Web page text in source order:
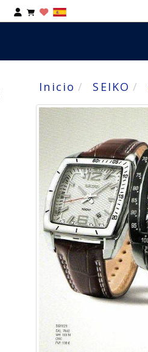
Identifícate
Inicio SEIKO